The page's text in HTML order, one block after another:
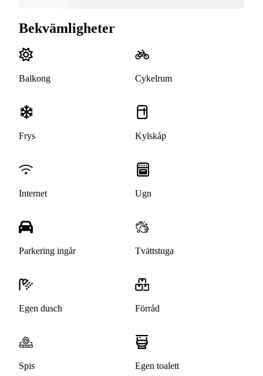
Bekvämligheter
Balkong Cykelrum
Frys Kylskåp
Internet Ugn
Parkering ingår Tvättstuga
Egen dusch Förråd
Spis Egen toalett